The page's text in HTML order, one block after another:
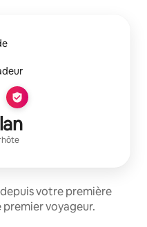
votre première
voyageur.